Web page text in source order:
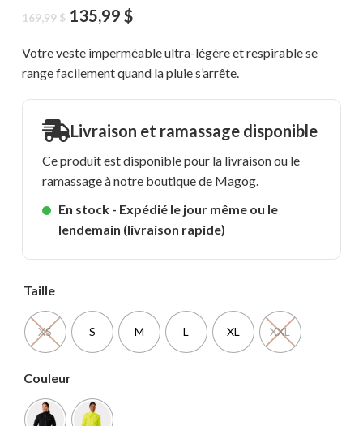
169,99$ Le
initial
était :
169,99 $.
135,99 $Le
actuel
est :
135,99 $.
Votre veste imperméable ultra-légère et respirable se
range facilement quand la pluie s’arrête.
Livraison et ramassage disponible
Ce produit est disponible pour la livraison ou le
ramassage à notre boutique de Magog.
En stock - Expédié le jour même ou le
lendemain (livraison rapide)
Taille
XS S M L XL XXL
Couleur